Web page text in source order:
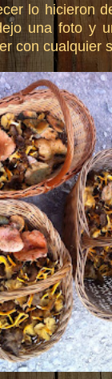
lo hicieron
una foto y
con cualquier